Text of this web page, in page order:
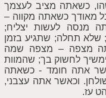
כשאתה מציב לעצמך
מאודך כשאתה מקווה –
מנסה לעשות יצליח;
שלא תחלה; שתגיע בזמן
מצפה – מצפה שמה
לחשוק בך; שהמוות
אתה חומד - כשאתה
וכאשר אתה עצבני,
עז.